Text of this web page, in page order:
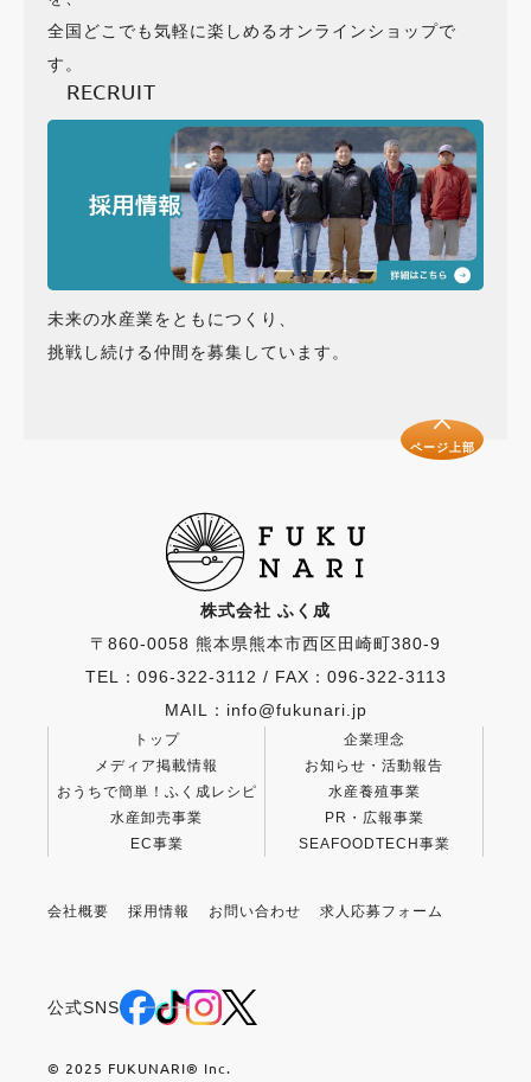
全国どこでも気軽に楽しめるオンラインショップで
す。
RECRUIT
未来の水産業をともにつくり、
挑戦し続ける仲間を募集しています。
ページ上部
株式会社 ふく成
〒860-0058 熊本県熊本市西区田崎町380-9
TEL：096-322-3112 / FAX：096-322-3113
MAIL：info@fukunari.jp
トップ
企業理念
メディア掲載情報
お知らせ・活動報告
おうちで簡単！ふく成レシピ
水産養殖事業
水産卸売事業
PR・広報事業
EC事業
SEAFOODTECH事業
会社概要 採用情報 お問い合わせ 求人応募フォーム
公式SNS
© 2025 FUKUNARI®︎ Inc.